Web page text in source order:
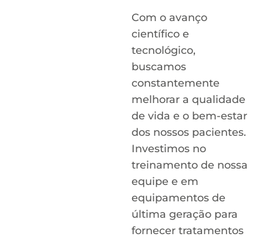
Com o avanço
científico e
tecnológico,
buscamos
constantemente
melhorar a qualidade
de vida e o bem-estar
dos nossos pacientes.
Investimos no
treinamento de nossa
equipe e em
equipamentos de
última geração para
fornecer tratamentos